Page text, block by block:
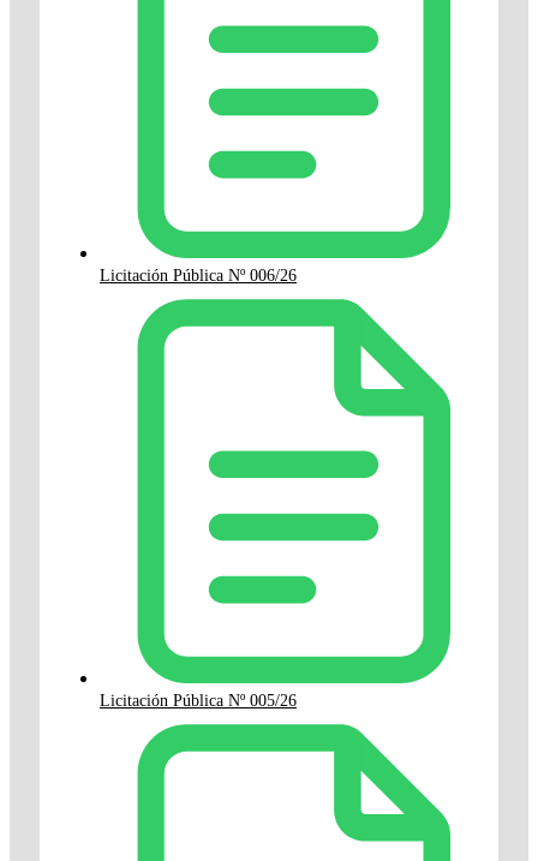
Licitación Pública Nº 006/26
Licitación Pública Nº 005/26